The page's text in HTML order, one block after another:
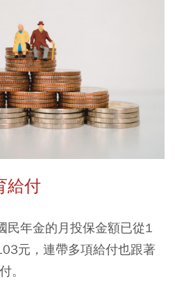
給付
民年金的月投保金額已從1
元，連帶多項給付也跟著
。